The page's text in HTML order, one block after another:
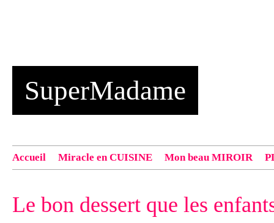
SuperMadame
Accueil Miracle en CUISINE Mon beau MIROIR
exemple : "Bonnet cloche From Annie", "Veste Rue
Le bon dessert que les